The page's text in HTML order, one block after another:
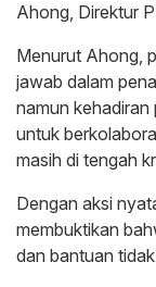
Ahong, Direktur
Menurut Ahong,
jawab dalam
namun kehadiran
untuk
masih di tengah
Dengan aksi
membuktikan
dan bantuan